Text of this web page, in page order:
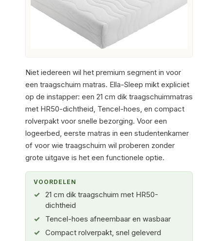
Niet iedereen wil het premium segment in voor
een traagschuim matras. Ella-Sleep mikt expliciet
op de instapper: een 21 cm dik traagschuimmatras
met HR50-dichtheid, Tencel-hoes, en compact
rolverpakt voor snelle bezorging. Voor een
logeerbed, eerste matras in een studentenkamer
of voor wie traagschuim wil proberen zonder
grote uitgave is het een functionele optie.
VOORDELEN
21 cm dik traagschuim met HR50-
dichtheid
Tencel-hoes afneembaar en wasbaar
Compact rolverpakt, snel geleverd